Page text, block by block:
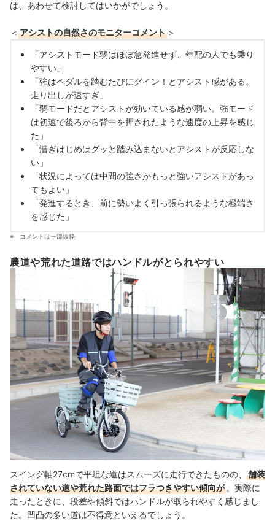
は、あわせて検討してはいかがでしょう。
＜ アシストの自然さのモニターコメント ＞
「アシストモード弱はほぼ急発進せず、年配の人でも乗り
やすい」
「強はペダルを踏むたびにグイン！とアシスト感がある。
走り出しが速すぎ」
「弱モードだとアシストが効いている感が弱い。強モード
は初速で後ろから背中を押されたような速度の上昇を感じ
た」
「漕ぎはじめはグッと踏み込まないとアシストが反応しな
い」
「状況によっては中間の強さかもっと強いアシストがあっ
てもよい」
「発進するとき、前に勢いよく引っ張られるような極端さ
を感じた」
コメントは一部抜粋
農道や荒れた道路ではハンドルがとられやすい
スイング軸27cmで平坦な道はスムーズに走行できたものの、
舗装
されていない道や荒れた路面ではフラつきやすい傾向が 。実際に
走ったときに、段差や傾斜ではハンドルが取られやすく感じまし
た。 凹凸の多い道は不得意といえるでしょう。